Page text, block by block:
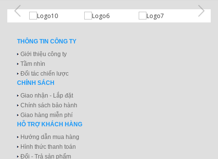
THÔNG TIN CÔNG TY
Giới thiệu công ty
Tầm nhìn
Đối tác chiến lược
CHÍNH SÁCH
Giao nhận - Lắp đặt
Chính sách bảo hành
Giao hàng miễn phí
HỖ TRỢ KHÁCH HÀNG
Hướng dẫn mua hàng
Hình thức thanh toán
Đổi - Trả sản phẩm